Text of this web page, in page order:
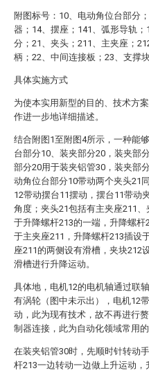
附图标号：10、电动角位台部分
器；14、摆座；141、弧形导轨
分；21、夹头；211、主夹座；
柄；22、中间连接板；23、支撑
具体实施方式
为使本实用新型的目的、技术方
作进一步地详细描述。
结合附图1至附图4所示，一种能
台部分10、装夹部分20，装夹部
部分20用于装夹铝管30，装夹部
动角位台部分10带动两个夹头21
12带动摆台11摆动，摆台11带动
角度；夹头21包括有主夹座211
于升降螺杆213的一端，升降螺
于主夹座211，升降螺杆213插设
座211的两侧设有滑槽，夹块212
滑槽进行升降运动。
具体地，电机12的电机轴通过联
有涡轮（图中未示出），电机12
动，此为现有技术，故不再进行
制器连接，此为自动化领域常用
在装夹铝管30时，先顺时针转动
杆213一边转动一边做上升运动